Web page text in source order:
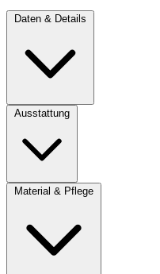
Daten & Details
Ausstattung
Material & Pflege